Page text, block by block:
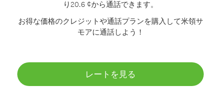
り20.6 ¢から通話できます。
お得な価格のクレジットや通話プランを購入して米領サ
モアに通話しよう！
レートを見る